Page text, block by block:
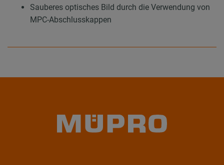
Sauberes optisches Bild durch die Verwendung von
MPC-Abschlusskappen